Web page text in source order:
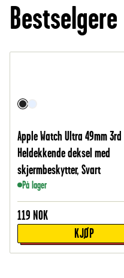
Apple Watch Ultra 49mm 3rd
Heldekkende deksel med
skjermbeskytter, Svart
På lager
119 NOK
KJØP